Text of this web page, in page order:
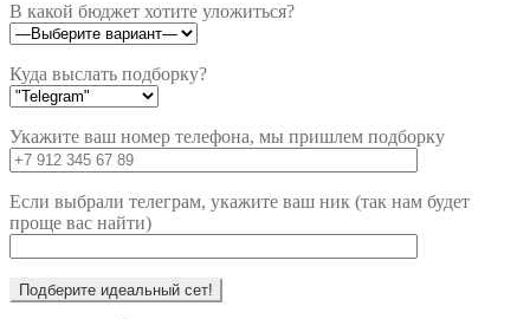
В какой бюджет хотите уложиться?
Куда выслать подборку?
Укажите ваш номер телефона, мы пришлем подборку
Если выбрали телеграм, укажите ваш ник (так нам будет
проще вас найти)